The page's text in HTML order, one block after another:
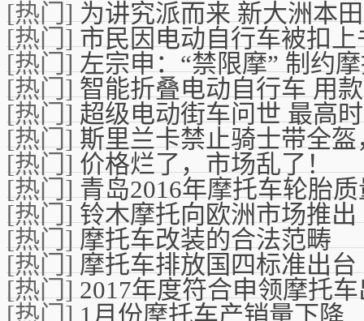
[热门]为讲究派而来 新大洲本
[热门]市民因电动自行车被扣
[热门]左宗申：“禁限摩” 制约
[热门]智能折叠电动自行车 用
[热门]超级电动街车问世 最高
[热门]斯里兰卡禁止骑士带全
[热门]价格烂了，市场乱了！
[热门]青岛2016年摩托车轮胎
[热门]铃木摩托向欧洲市场推出
[热门]摩托车改装的合法范畴
[热门]摩托车排放国四标准出台
[热门]2017年度符合申领摩托
[热门]1月份摩托车产销量下降